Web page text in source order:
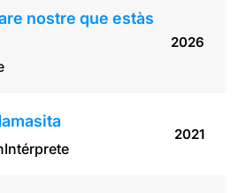
nostre que estàs
2026
Intérprete
2021